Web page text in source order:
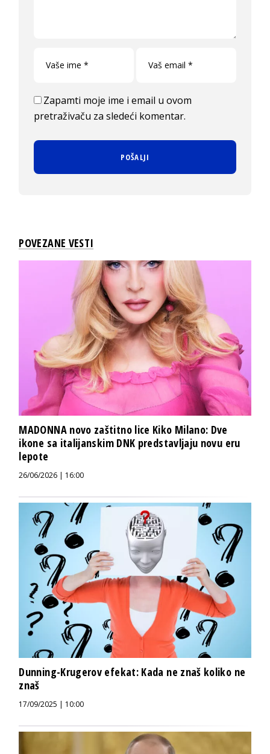
Zapamti moje ime i email u ovom
pretraživaču za sledeći komentar.
POVEZANE VESTI
MADONNA novo zaštitno lice Kiko Milano: Dve
ikone sa italijanskim DNK predstavljaju novu eru
lepote
26/06/2026 | 16:00
Dunning-Krugerov efekat: Kada ne znaš koliko ne
znaš
17/09/2025 | 10:00